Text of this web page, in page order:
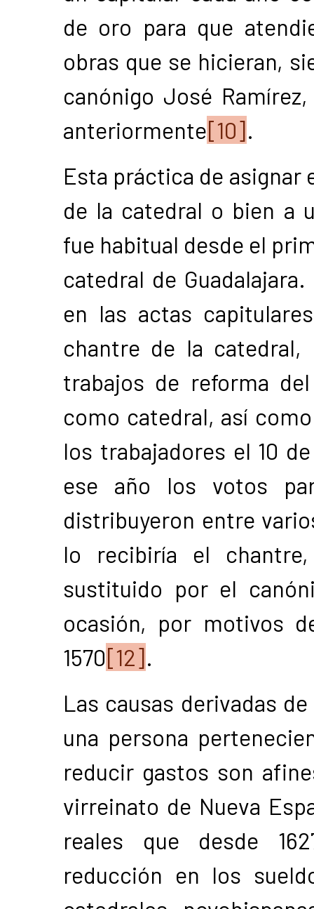
de oro para que
obras que se hicieran,
canónigo José
anteriormente[10].
Esta práctica de asignar
de la catedral o bien a
fue habitual desde el
catedral de
en las actas
chantre de la catedral,
trabajos de reforma
como catedral, así
los trabajadores el 10
ese año los votos
distribuyeron entre
lo recibiría el
sustituido por el
ocasión, por motivos
1570[12].
Las causas derivadas
una persona
reducir gastos son
virreinato de Nueva
reales que desde
reducción en los